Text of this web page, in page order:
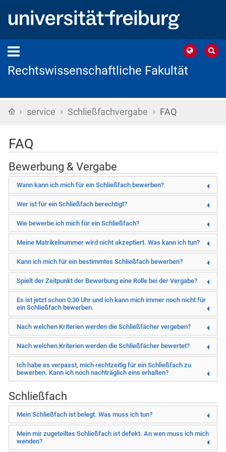
Rechtswissenschaftliche Fakultät
Startseite
› service › Schließfachvergabe › FAQ
FAQ
Bewerbung & Vergabe
Wann kann ich mich für ein Schließfach bewerben?
Wer ist für ein Schließfach berechtigt?
Wie bewerbe ich mich für ein Schließfach?
Meine Matrikelnummer wird nicht akzeptiert. Was kann ich tun?
Kann ich mich für ein bestimmtes Schließfach bewerben?
Spielt der Zeitpunkt der Bewerbung eine Rolle bei der Vergabe?
Es ist jetzt schon 0:30 Uhr und ich kann mich immer noch nicht für
ein Schließfach bewerben.
Nach welchen Kriterien werden die Schließfächer vergeben?
Nach welchen Kriterien werden die Schließfächer bewertet?
Ich habe es verpasst, mich rechtzeitig für ein Schließfach zu
bewerben. Kann ich noch nachträglich eins erhalten?
Schließfach
Mein Schließfach ist belegt. Was muss ich tun?
Mein mir zugeteiltes Schließfach ist defekt. An wen muss ich mich
wenden?